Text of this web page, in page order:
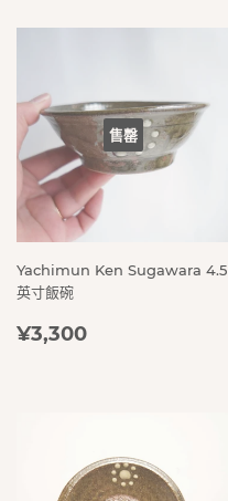
售罄
Yachimun Ken Sugawara 4.5
英寸飯碗
定
¥3,300